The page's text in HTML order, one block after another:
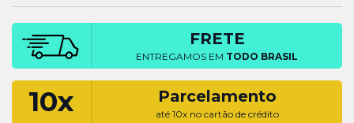
FRETE
ENTREGAMOS EM TODO BRASIL
10x Parcelamento
até 10x no cartão de crédito